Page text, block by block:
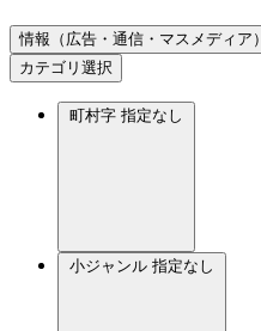
情報（広告・通信・マスメディア）
カテゴリ選択
町村字 指定なし
小ジャンル 指定なし